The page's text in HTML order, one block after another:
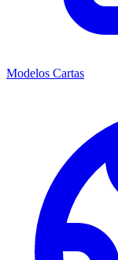
Modelos Cartas